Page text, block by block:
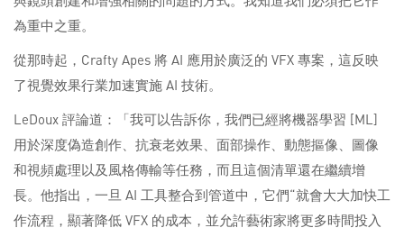
為重中之重。
從那時起，Crafty Apes 將 AI 應用於廣泛的 VFX 專案，這反映
了視覺效果行業加速實施 AI 技術。
LeDoux 評論道：「我可以告訴你，我們已經將機器學習 [ML]
用於深度偽造創作、抗衰老效果、面部操作、動態摳像、圖像
和視頻處理以及風格傳輸等任務，而且這個清單還在繼續增
長。他指出，一旦 AI 工具整合到管道中，它們“就會大大加快工
作流程，顯著降低 VFX 的成本，並允許藝術家將更多時間投入